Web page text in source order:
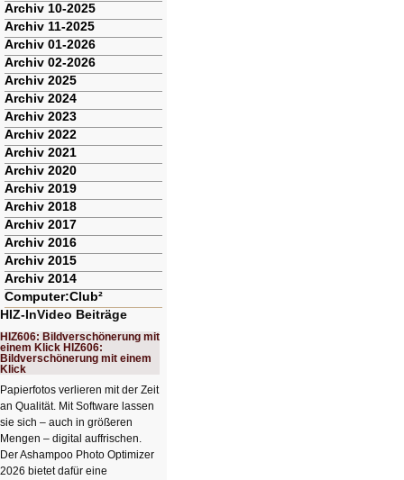
Archiv 10-2025
Archiv 11-2025
Archiv 01-2026
Archiv 02-2026
Archiv 2025
Archiv 2024
Archiv 2023
Archiv 2022
Archiv 2021
Archiv 2020
Archiv 2019
Archiv 2018
Archiv 2017
Archiv 2016
Archiv 2015
Archiv 2014
Computer:Club²
HIZ-InVideo Beiträge
HIZ606: Bildverschönerung mit
einem Klick HIZ606:
Bildverschönerung mit einem
Klick
Papierfotos verlieren mit der Zeit
an Qualität. Mit Software lassen
sie sich – auch in größeren
Mengen – digital auffrischen.
Der Ashampoo Photo Optimizer
2026 bietet dafür eine